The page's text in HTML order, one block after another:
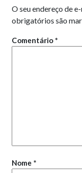
O seu endereço de
obrigatórios são
Comentário *
Nome *